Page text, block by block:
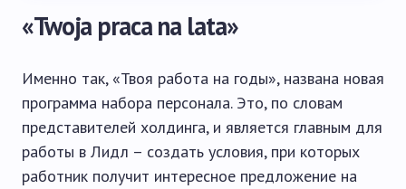
«Twoja praca na lata»
Именно так, «Твоя работа на годы», названа новая
программа набора персонала. Это, по словам
представителей холдинга, и является главным для
работы в Лидл – создать условия, при которых
работник получит интересное предложение на